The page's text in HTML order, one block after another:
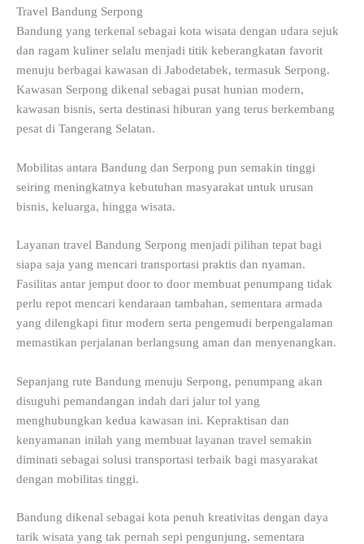
Travel Bandung Serpong
Bandung yang terkenal sebagai kota wisata dengan udara sejuk
dan ragam kuliner selalu menjadi titik keberangkatan favorit
menuju berbagai kawasan di Jabodetabek, termasuk Serpong.
Kawasan Serpong dikenal sebagai pusat hunian modern,
kawasan bisnis, serta destinasi hiburan yang terus berkembang
pesat di Tangerang Selatan.
Mobilitas antara Bandung dan Serpong pun semakin tinggi
seiring meningkatnya kebutuhan masyarakat untuk urusan
bisnis, keluarga, hingga wisata.
Layanan travel Bandung Serpong menjadi pilihan tepat bagi
siapa saja yang mencari transportasi praktis dan nyaman.
Fasilitas antar jemput door to door membuat penumpang tidak
perlu repot mencari kendaraan tambahan, sementara armada
yang dilengkapi fitur modern serta pengemudi berpengalaman
memastikan perjalanan berlangsung aman dan menyenangkan.
Sepanjang rute Bandung menuju Serpong, penumpang akan
disuguhi pemandangan indah dari jalur tol yang
menghubungkan kedua kawasan ini. Kepraktisan dan
kenyamanan inilah yang membuat layanan travel semakin
diminati sebagai solusi transportasi terbaik bagi masyarakat
dengan mobilitas tinggi.
Bandung dikenal sebagai kota penuh kreativitas dengan daya
tarik wisata yang tak pernah sepi pengunjung, sementara